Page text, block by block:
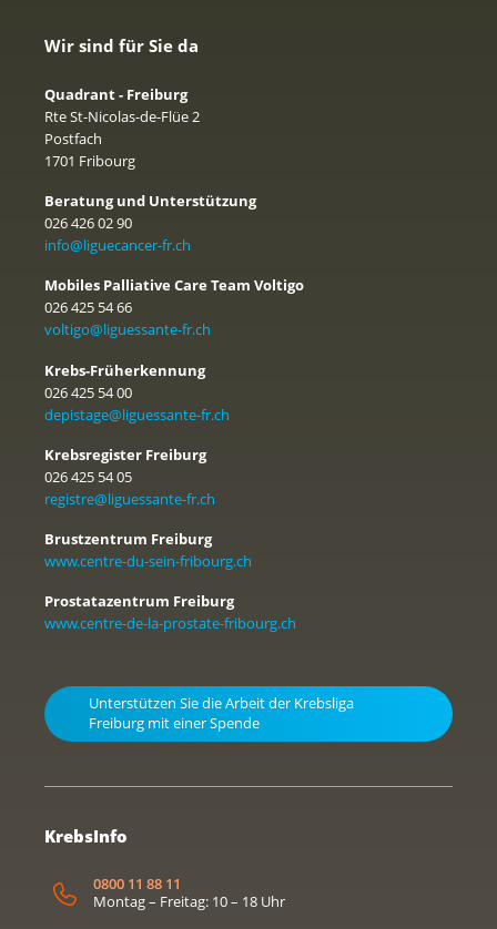
Wir sind für Sie da
Quadrant - Freiburg
Rte St-Nicolas-de-Flüe 2
Postfach
1701 Fribourg
Beratung und Unterstützung
026 426 02 90
info@liguecancer-fr.ch
Mobiles Palliative Care Team Voltigo
026 425 54 66
voltigo@liguessante-fr.ch
Krebs-Früherkennung
026 425 54 00
depistage@liguessante-fr.ch
Krebsregister Freiburg
026 425 54 05
registre@liguessante-fr.ch
Brustzentrum Freiburg
www.centre-du-sein-fribourg.ch
Prostatazentrum Freiburg
www.centre-de-la-prostate-fribourg.ch
Unterstützen Sie die Arbeit der Krebsliga
Freiburg mit einer Spende
KrebsInfo
0800 11 88 11
Montag – Freitag: 10 – 18 Uhr